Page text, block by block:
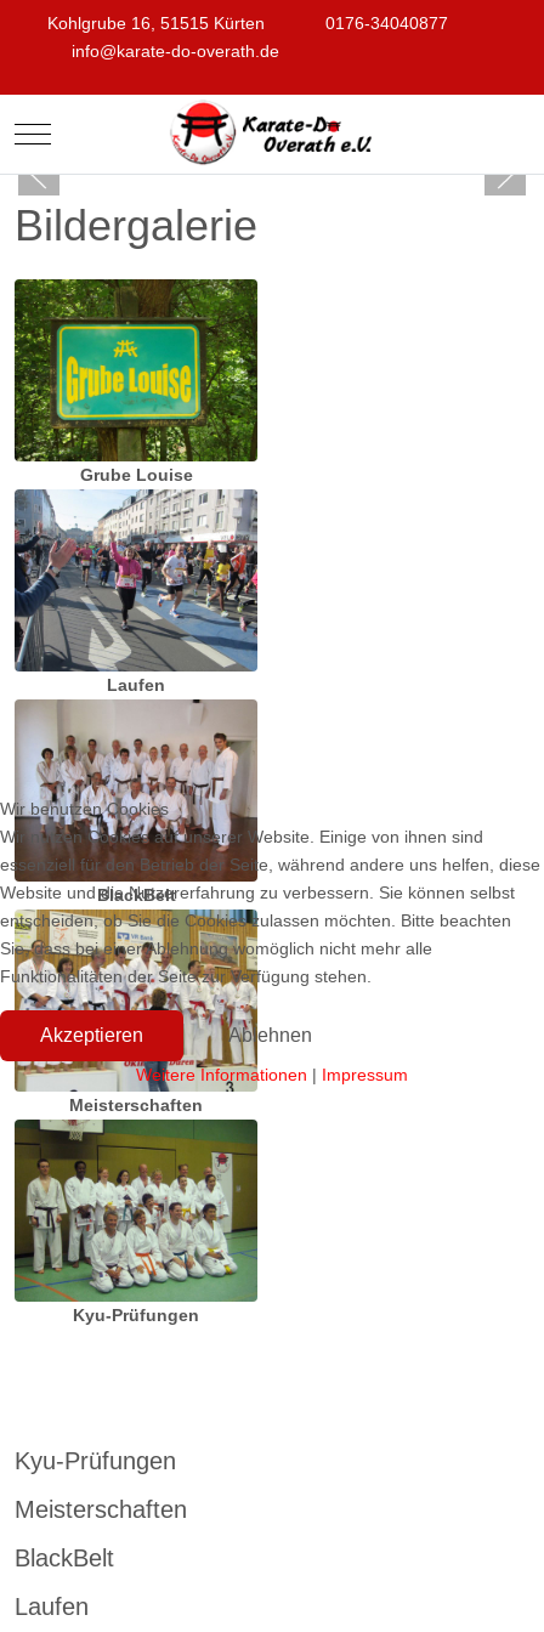
Kohlgrube 16, 51515 Kürten
0176-34040877
info@karate-do-overath.de
Mobile Menu Toggle
Bildergalerie
Grube Louise
Laufen
BlackBelt
Meisterschaften
Kyu-Prüfungen
Kyu-Prüfungen
Meisterschaften
BlackBelt
Laufen
Wir benutzen Cookies
Wir nutzen Cookies auf unserer Website. Einige von ihnen sind
essenziell für den Betrieb der Seite, während andere uns helfen, diese
Website und die Nutzererfahrung zu verbessern. Sie können selbst
entscheiden, ob Sie die Cookies zulassen möchten. Bitte beachten
Sie, dass bei einer Ablehnung womöglich nicht mehr alle
Funktionalitäten der Seite zur Verfügung stehen.
Akzeptieren Ablehnen
Weitere Informationen | Impressum